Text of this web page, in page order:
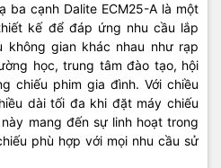
ba cạnh Dalite ECM25-A là một
kế để đáp ứng nhu cầu lắp
không gian khác nhau như rạp
học, trung tâm đào tạo, hội
chiếu phim gia đình. Với chiều
dài tối đa khi đặt máy chiếu
mang đến sự linh hoạt trong
phù hợp với mọi nhu cầu sử